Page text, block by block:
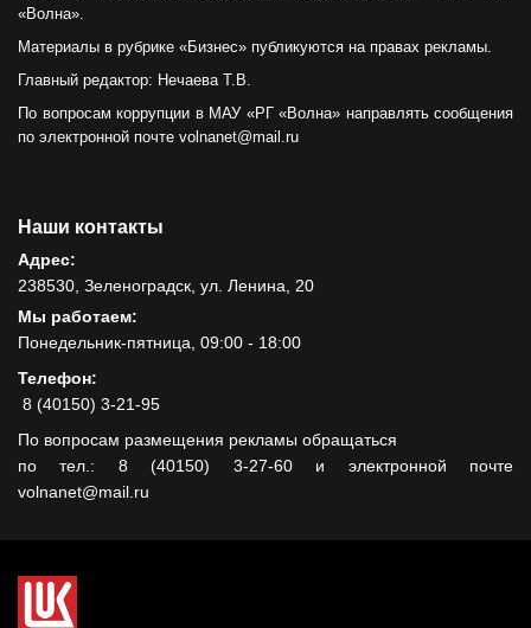
«Волна».
Материалы в рубрике «Бизнес» публикуются на правах рекламы.
Главный редактор: Нечаева Т.В.
По вопросам коррупции в МАУ «РГ «Волна» направлять сообщения
по электронной почте volnanet@mail.ru
Наши контакты
Адрес:
238530, Зеленоградск, ул. Ленина, 20
Мы работаем:
Понедельник-пятница, 09:00 - 18:00
Телефон:
8 (40150) 3-21-95
По вопросам размещения рекламы обращаться
по тел.: 8 (40150) 3-27-60 и электронной почте
volnanet@mail.ru